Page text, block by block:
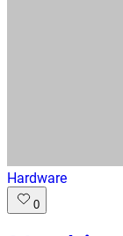
Hardware
0